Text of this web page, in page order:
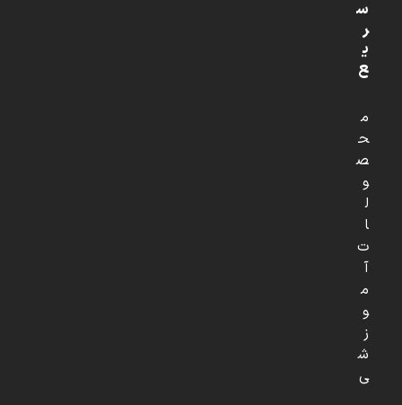
س
ر
ی
ع
م
ح
ص
و
ل
ا
ت
آ
م
و
ز
ش
ی